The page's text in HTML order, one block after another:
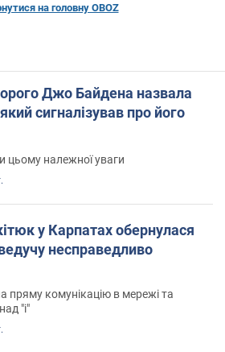
на головну OBOZ
Джо Байдена назвала
сигналізував про його
цьому належної уваги
у Карпатах обернулася
несправедливо
пряму комунікацію в мережі та
"і"